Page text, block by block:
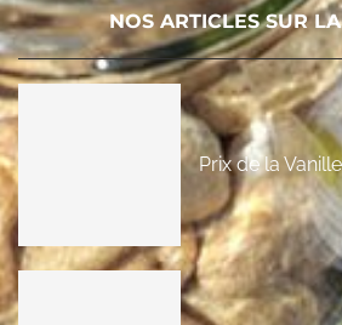
NOS ARTICLES SUR
Prix de la